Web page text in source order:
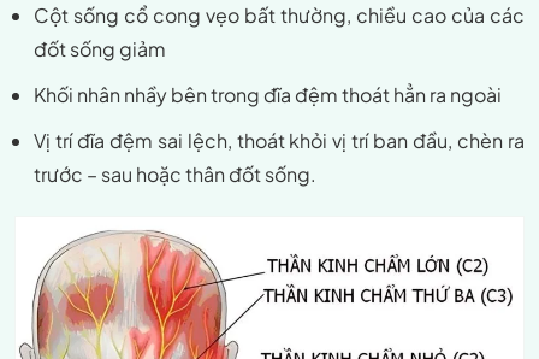
Cột sống cổ cong vẹo bất thường, chiều cao của các
đốt sống giảm
Khối nhân nhầy bên trong đĩa đệm thoát hẳn ra ngoài
Vị trí đĩa đệm sai lệch, thoát khỏi vị trí ban đầu, chèn ra
trước – sau hoặc thân đốt sống.